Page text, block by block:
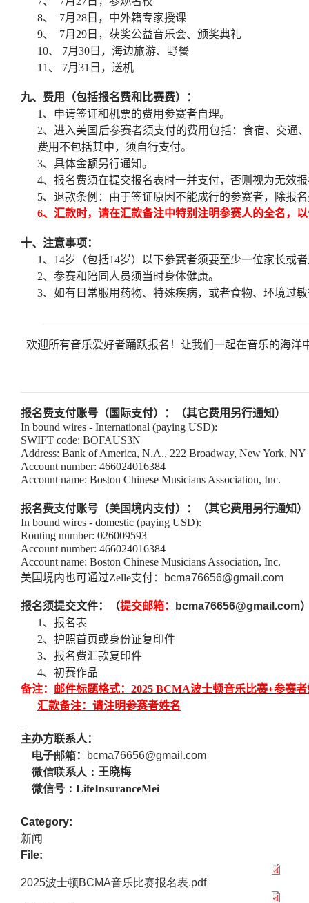
8、 7月 28 日，中外籍专家授课
9、 7月 29 日，获奖公益音乐会、颁奖典礼
10、 7月 30 日，海边旅游、野餐
11 、 7月 31 日，送机
九、费用（包括报名费和比赛费）：
1 、申请签证和机票的费用参赛者自理。
2、进入美国后参赛者须支付的费用包括：食宿、交通
费用不包括其中，须自行支付。
3、具体金额另行通知。
4、报名费须在提交报名表时一并支付，否则视为无效
5、退款条例：由于签证原因不能成行的参赛者，除报
6、汇款时，请在汇款备注中特别注明参赛人的全名，
十、注意事项：
1 、 14岁（包括14岁）以下参赛者须要至少一位家长或
2、参赛和陪同人员须当时身体健康。
3、如有日常服用药物、特殊疾病，或者食物、环境过
欢迎所有音乐爱好者踊跃报名！让我们一起在音乐的海洋
报名费支付账号（国际支付）：（其它费用另行通知）
In bound wires - International (paying USD):
SWIFT code: BOFAUS3N
Address: Bank of America, N.A., 222 Broadway, New York, NY
Account number: 466024016384
Account name: Boston Chinese Musicians Association, Inc.
报名费支付账号（美国境内支付）：（其它费用另行通知）
In bound wires - domestic (paying USD):
Routing number: 026009593
Account number: 466024016384
Account name: Boston Chinese Musicians Association, Inc.
美国境内也可通过Zelle支付： bcma76656@gmail.com
报名须提交文件：（提交邮箱： bcma76656@gmail.com
1 、报名表
2、护照首页或身份证复印件
3、报名费汇款复印件
4、初赛作品
备注： 邮件标题格式： 2025 BCMA波士顿音乐比赛+参赛
汇款备注：请注明参赛者姓名
主办方联系人：
电子邮箱：
bcma76656@gmail.com
微信联系人： 王晓梅
微信号：LifeInsuranceMei
Category:
新闻
File:
2025波士顿BCMA音乐比赛报名表.pdf